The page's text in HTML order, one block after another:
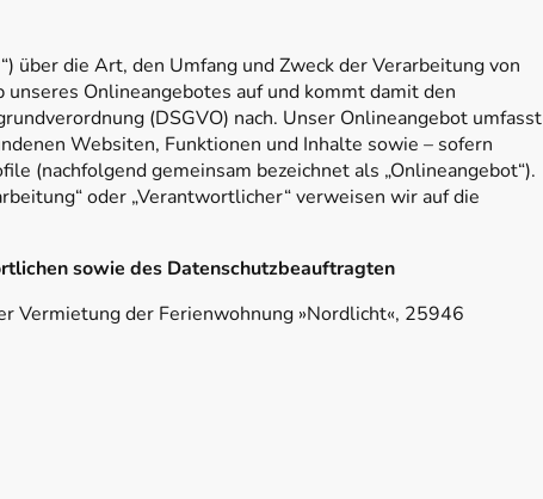
über die Art, den Umfang und Zweck der Verarbeitung von
unseres Onlineangebotes auf und kommt damit den
(DSGVO) nach. Unser Onlineangebot umfasst
Websiten, Funktionen und Inhalte sowie – sofern
(nachfolgend gemeinsam bezeichnet als „Onlineangebot“).
oder „Verantwortlicher“ verweisen wir auf die
sowie des Datenschutzbeauftragten
Vermietung der Ferienwohnung »Nordlicht«, 25946